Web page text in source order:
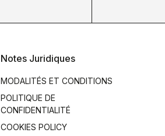
Notes Juridiques
MODALITÉS ET CONDITIONS
POLITIQUE DE
CONFIDENTIALITÉ
COOKIES POLICY